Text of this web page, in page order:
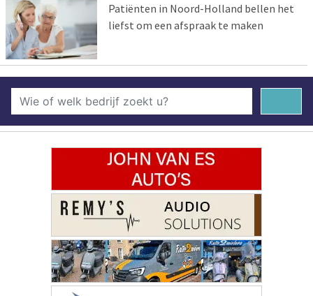
Patiënten in Noord-Holland bellen het
liefst om een afspraak te maken